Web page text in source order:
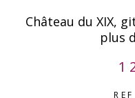
Château du XIX,
plus
1